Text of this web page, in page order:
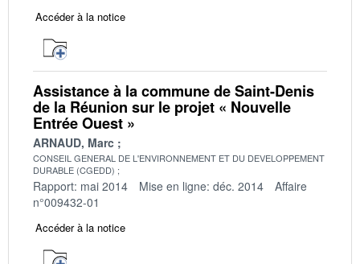
Accéder à la notice
Assistance à la commune de Saint-Denis
de la Réunion sur le projet « Nouvelle
Entrée Ouest »
ARNAUD, Marc
CONSEIL GENERAL DE L'ENVIRONNEMENT ET DU DEVELOPPEMENT
DURABLE (CGEDD)
Rapport: mai 2014 Mise en ligne: déc. 2014
Affaire
n°009432-01
Accéder à la notice